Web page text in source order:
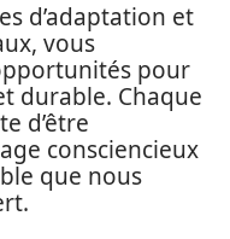
d’adaptation et
vous
pour
durable. Chaque
d’être
consciencieux
que nous